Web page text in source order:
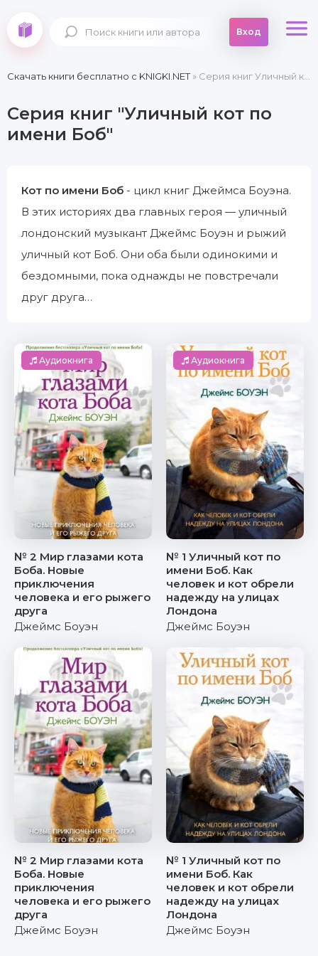
Вход
Скачать книги бесплатно c KNIGKI.NET» Серия книг Уличный кот по имени Боб
Серия книг "Уличный кот по
имени Боб"
Кот по имени Боб - цикл книг Джеймса Боуэна.
В этих историях два главных героя — уличный
лондонский музыкант Джеймс Боуэн и рыжий
уличный кот Боб. Они оба были одинокими и
бездомными, пока однажды не повстречали
друг друга…
Аудиокнига
№ 2 Мир глазами кота
Боба. Новые
приключения
человека и его рыжего
друга
Джеймс Боуэн
Аудиокнига
№ 1 Уличный кот по
имени Боб. Как
человек и кот обрели
надежду на улицах
Лондона
Джеймс Боуэн
№ 2 Мир глазами кота
Боба. Новые
приключения
человека и его рыжего
друга
Джеймс Боуэн
№ 1 Уличный кот по
имени Боб. Как
человек и кот обрели
надежду на улицах
Лондона
Джеймс Боуэн